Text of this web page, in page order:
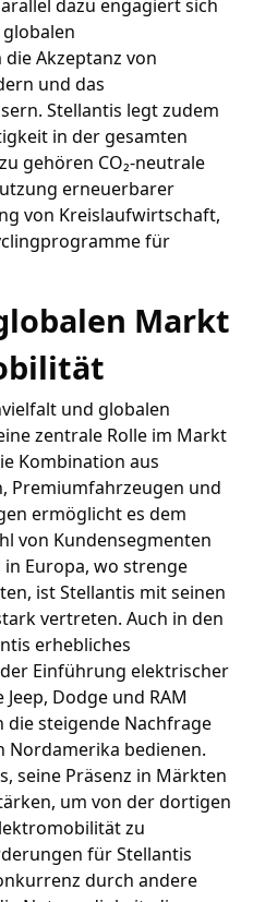
dazu engagiert sich
Akzeptanz von
und das
Stellantis legt zudem
in der gesamten
gehören CO₂-neutrale
erneuerbarer
von Kreislaufwirtschaft,
für
Markt
und globalen
zentrale Rolle im Markt
Kombination aus
Premiumfahrzeugen und
ermöglicht es dem
von Kundensegmenten
Europa, wo strenge
ist Stellantis mit seinen
vertreten. Auch in den
erhebliches
Einführung elektrischer
Dodge und RAM
steigende Nachfrage
Nordamerika bedienen.
seine Präsenz in Märkten
um von der dortigen
zu
für Stellantis
durch andere